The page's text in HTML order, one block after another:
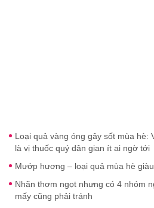
Loại quả vàng óng gây sốt mùa hè:
là vị thuốc quý dân gian ít ai ngờ tới
Mướp hương – loại quả mùa hè
Nhãn thơm ngọt nhưng có 4 nhóm
mấy cũng phải tránh